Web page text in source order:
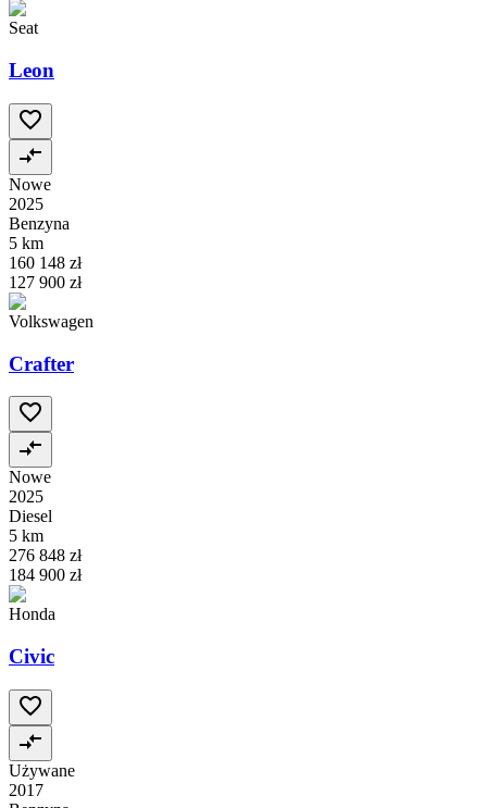
Seat
Leon
Nowe
2025
Benzyna
5 km
160 148 zł
127 900 zł
Volkswagen
Crafter
Nowe
2025
Diesel
5 km
276 848 zł
184 900 zł
Honda
Civic
Używane
2017